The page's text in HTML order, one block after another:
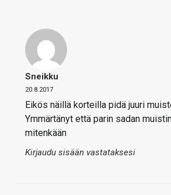
Sneikku
20.8.2017
Eikös näillä korteilla pidä juuri
Ymmärtänyt että parin sadan
mitenkään
Kirjaudu sisään vastataksesi